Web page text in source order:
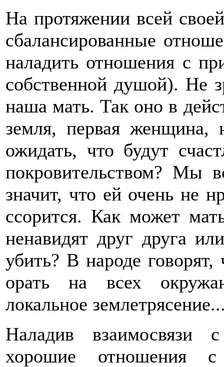
На протяжении всей
сбалансированные
наладить отношения с
собственной душой). Не
наша мать. Так оно в
земля, первая женщина,
ожидать, что будут
покровительством? Мы
значит, что ей очень не
ссорится. Как может
ненавидят друг друга
убить? В народе
орать на всех
локальное
Наладив взаимосвязи
хорошие отношения